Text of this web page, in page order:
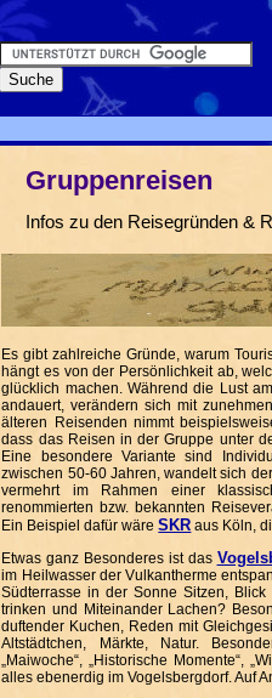
Gruppenreisen
Infos zu den Reisegründen &
Es gibt zahlreiche Gründe, warum
hängt es von der Persönlichkeit ab,
glücklich machen. Während die Lust
andauert, verändern sich mit
älteren Reisenden nimmt
dass das Reisen in der Gruppe unter
Eine besondere Variante sind
zwischen 50-60 Jahren, wandelt sich
vermehrt im Rahmen einer
renommierten bzw. bekannten
Ein Beispiel dafür wäreSKR aus Köln,
Etwas ganz Besonderes ist das
im Heilwasser der Vulkantherme
Südterrasse in der Sonne Sitzen,
trinken und Miteinander Lachen?
duftender Kuchen, Reden mit
Altstädtchen, Märkte, Natur.
„Maiwoche“, „Historische Momente“,
alles ebenerdig im Vogelsbergdorf. Auf